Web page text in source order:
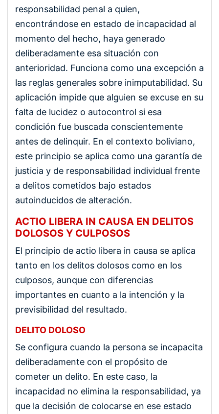
responsabilidad penal a quien,
encontrándose en estado de incapacidad al
momento del hecho, haya generado
deliberadamente esa situación con
anterioridad. Funciona como una excepción a
las reglas generales sobre inimputabilidad. Su
aplicación impide que alguien se excuse en su
falta de lucidez o autocontrol si esa
condición fue buscada conscientemente
antes de delinquir. En el contexto boliviano,
este principio se aplica como una garantía de
justicia y de responsabilidad individual frente
a delitos cometidos bajo estados
autoinducidos de alteración.
ACTIO LIBERA IN CAUSA EN DELITOS
DOLOSOS Y CULPOSOS
El principio de actio libera in causa se aplica
tanto en los delitos dolosos como en los
culposos, aunque con diferencias
importantes en cuanto a la intención y la
previsibilidad del resultado.
DELITO DOLOSO
Se configura cuando la persona se incapacita
deliberadamente con el propósito de
cometer un delito. En este caso, la
incapacidad no elimina la responsabilidad, ya
que la decisión de colocarse en ese estado